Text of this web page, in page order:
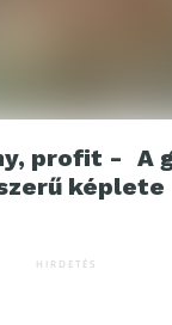
profit - A
képlete
HIRDETÉS